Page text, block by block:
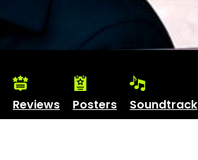
Reviews Posters Soundtrack